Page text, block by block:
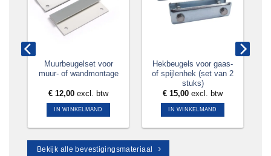
Muurbeugelset voor
muur- of wandmontage
€ 12,00 excl. btw
IN WINKELMAND
Hekbeugels voor gaas-
of spijlenhek (set van 2
stuks)
€ 15,00 excl. btw
IN WINKELMAND
Bekijk alle bevestigingsmateriaal